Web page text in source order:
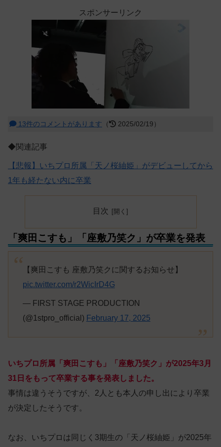
スポンサーリンク
13件のコメントがあります （ 2025/02/19）
◆関連記事
【悲報】いちプロ所属「天ノ桜紬姫」がデビューしてから
1年も経たない内に卒業
目次
「爽田こすも」「座敷乃笑ク」が卒業を発表
【爽田こすも 座敷乃笑クに関するお知らせ】
pic.twitter.com/r2WicIrD4G
— FIRST STAGE PRODUCTION
(@1stpro_official) February 17, 2025
いちプロ所属「爽田こすも」「座敷乃笑ク」が2025年3月
31日をもって卒業する事を発表しました。
事情は違うそうですが、2人とも本人の申し出により卒業
が決定したそうです。
なお、いちプロは同じく3期生の「天ノ桜紬姫」が2025年